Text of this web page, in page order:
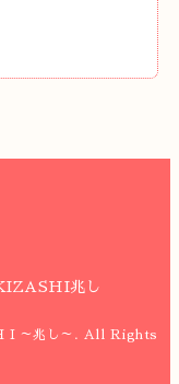
兆し
～兆し～ . All Rights